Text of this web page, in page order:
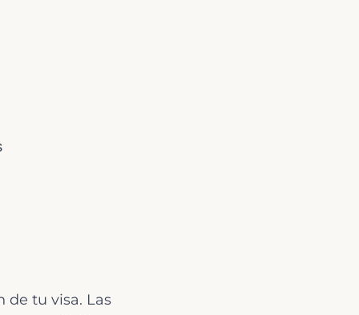
de tu visa. Las